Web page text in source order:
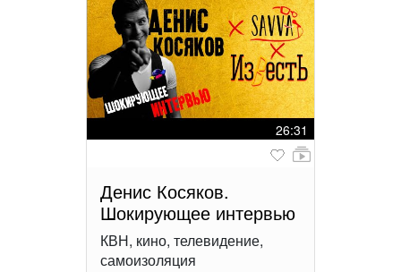
26:31
Денис Косяков.
Шокирующее интервью
КВН, кино, телевидение,
самоизоляция